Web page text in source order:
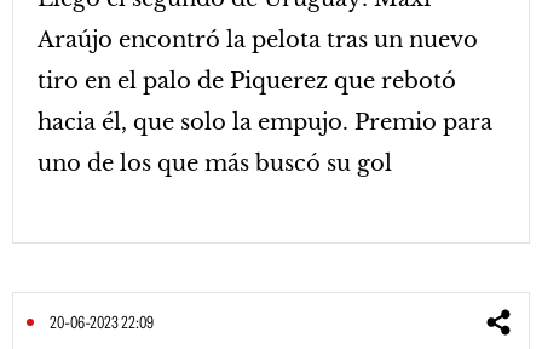
Araújo encontró la pelota tras un nuevo
tiro en el palo de Piquerez que rebotó
hacia él, que solo la empujo. Premio para
uno de los que más buscó su gol
20-06-2023 22:09